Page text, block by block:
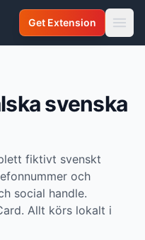
Get Extension
svenska
fiktivt svenskt
och
social handle.
Allt körs lokalt i